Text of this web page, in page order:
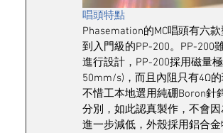
唱頭特點
Phasemation的MC唱頭有六
到入門級的PP-200。PP-200
進行設計，PP-200採用磁量
50mm/s)，而且內阻只有4Ω
不惜工本地選用純硼Boron針
分別，如此認真製作，不會
進一步減低，外殼採用鋁合